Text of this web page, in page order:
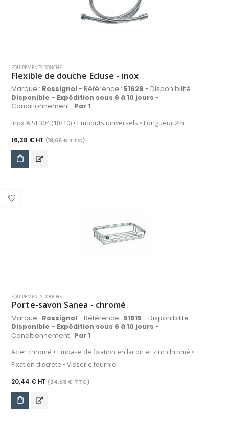
EQUIPEMENTS DOUCHE
Flexible de douche Ecluse - inox
Marque : Rossignol- Référence : 51629 - Disponibilité :
Disponible - Expédition sous 6 à 10 jours -
Conditionnement : Par 1
Inox AISI 304 (18/10) • Embouts universels • Longueur 2m
16,38 € HT (19,66 € TTC)
EQUIPEMENTS DOUCHE
Porte-savon Sanea - chromé
Marque : Rossignol- Référence : 51615 - Disponibilité :
Disponible - Expédition sous 6 à 10 jours -
Conditionnement : Par 1
Acier chromé • Embase de fixation en laiton et zinc chromé •
Fixation discrète • Visserie fournie
20,44 € HT (24,53 € TTC)